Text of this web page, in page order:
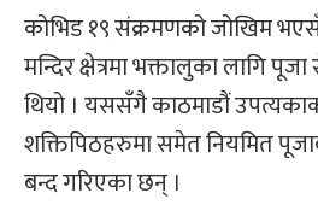
कोभिड १९ संक्रमणको जोखिम
मन्दिर क्षेत्रमा भक्तालुका लागि
थियो । यससँगै काठमाडौं
शक्तिपिठहरुमा समेत नियमित
बन्द गरिएका छन् ।